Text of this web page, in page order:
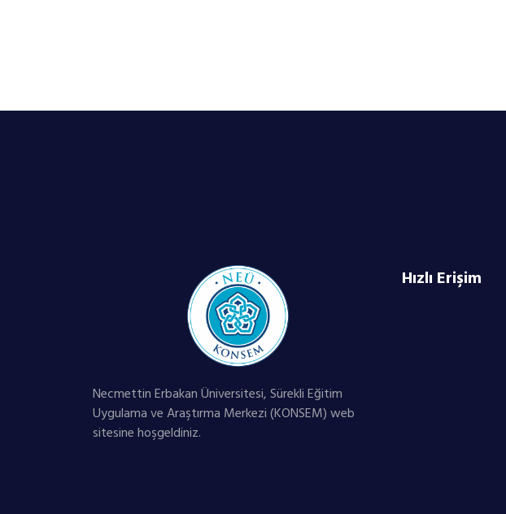
Necmettin Erbakan Üniversitesi, Sürekli Eğitim
Uygulama ve Araştırma Merkezi (KONSEM) web
sitesine hoşgeldiniz.
Hızlı Erişim